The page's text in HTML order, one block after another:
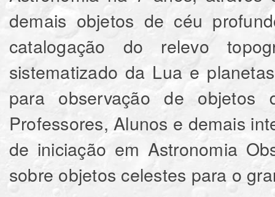
demais objetos de céu
catalogação do relevo
sistematizado da Lua e
para observação de
Professores, Alunos e demais
de iniciação em Astronomia
sobre objetos celestes para o